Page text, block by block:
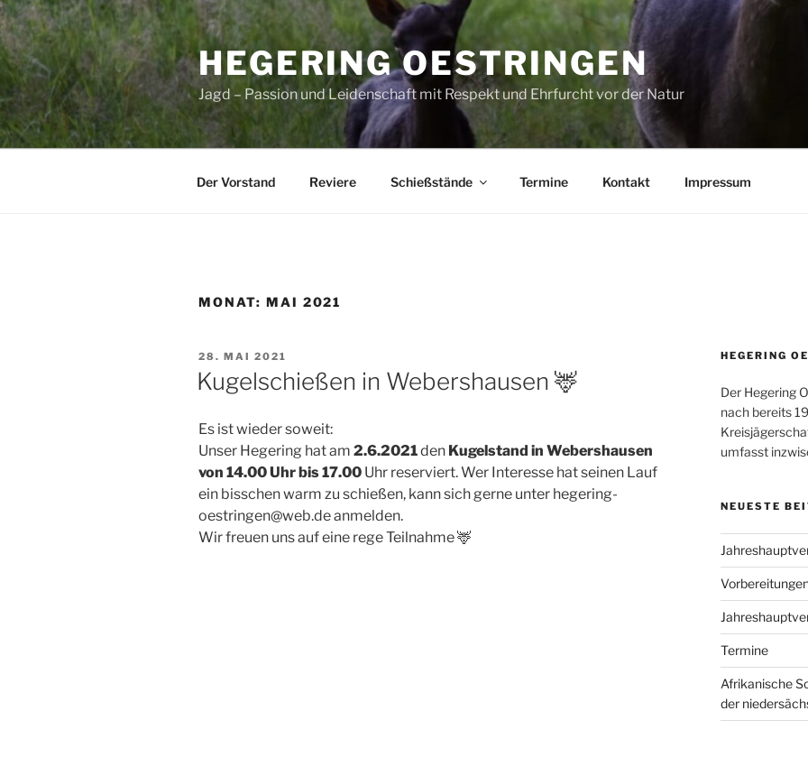
Zum
Inhalt
springen
HEGERING OESTRINGEN
Jagd – Passion und Leidenschaft mit Respekt und Ehrfurcht vor der Natur
Der Vorstand Reviere Schießstände Termine Kontakt Impressum
MONAT: MAI 2021
VERÖFFENTLICHT
AM
28. MAI 2021
Kugelschießen in Webershausen 🦌
Es ist wieder soweit:
Unser Hegering hat am 2.6.2021den Kugelstand in Webershausen
von 14.00 Uhr bis 17.00 Uhr reserviert. Wer Interesse hat seinen Lauf
ein bisschen warm zu schießen, kann sich gerne unter hegering-
oestringen@web.de anmelden.
Wir freuen uns auf eine rege Teilnahme 🦌
HEGERING
Der Hegering
nach bereits
umfasst
NEUESTE
Termine
Afrikanische
der